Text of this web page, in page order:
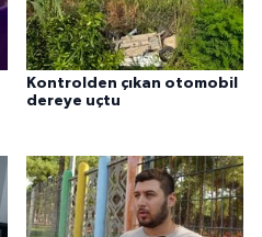
Kontrolden çıkan otomobil
dereye uçtu